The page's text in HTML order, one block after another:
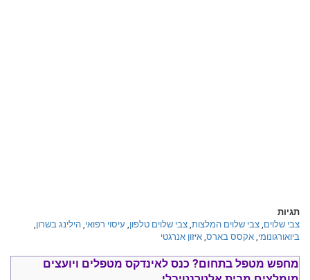
תגיות
צבי שלוים, צבי שלוים המלצות, צבי שלוים טלפון, עיסוי רפואי, הילינג בשרון,
ביואורגונומי, אקסס בארס, איזון אנרגטי
מחפש מטפל בתחום? כנס לאינדקס מטפלים ויועצים